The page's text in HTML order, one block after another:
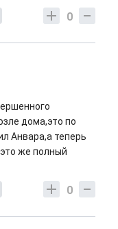
0
дома,это по
Анвара,а теперь
же полный
0